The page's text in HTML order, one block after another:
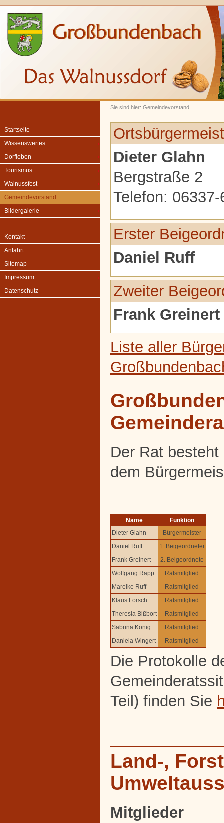
Sie sind hier: Gemeindevorstand
Startseite
Wissenswertes
Dorfleben
Tourismus
Walnussfest
Gemeindevorstand
Bildergalerie
Kontakt
Anfahrt
Sitemap
Impressum
Datenschutz
Dieter Glahn
Bergstraße 2
Telefon: 06337-
Erster
Daniel Ruff
Zweiter
Frank Greinert
Liste aller
Der Rat
dem
Name
Funktion
Dieter Glahn
Bürgermeister
Daniel Ruff
1. Beigeordneter
Frank Greinert
2. Beigeordnete
Wolfgang Rapp
Ratsmitglied
Mareike Ruff
Ratsmitglied
Klaus Forsch
Ratsmitglied
Theresia Bißbort
Ratsmitglied
Sabrina König
Ratsmitglied
Daniela Wingert
Ratsmitglied
Die Protokolle
Teil) finden Sie
Land-,
Mitglieder